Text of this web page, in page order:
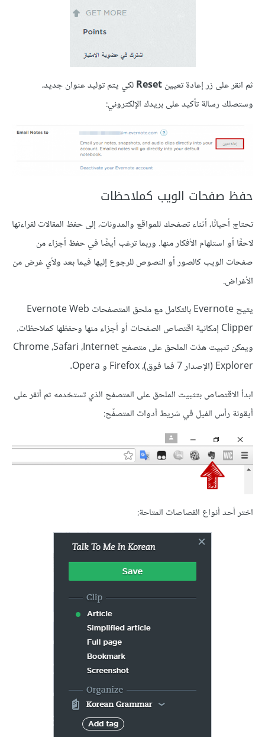
ثم انقر على زر إعادة تعيينResetلكي يتم توليد عنوان جديد،
وستصلك رسالة تأكيد على بريدك الإلكتروني:
حفظ صفحات الويب كملاحظات
تحتاج أحيانًا، أثناء تصفحك للمواقع والمدونات، إلى حفظ المقالات لقراءتها
لاحقًا أو استلهام الأفكار منها. وربما ترغب أيضًا في حفظ أجزاء من
صفحات الويب كالصور أو النصوص للرجوع إليها فيما بعد ولأي غرض من
الأغراض.
يتيح Evernote بالتكامل مع ملحق المتصفحات Evernote Web
Clipper إمكانية اقتصاص الصفحات أو أجزاء منها وحفظها كملاحظات.
ويمكن تثبيت هذت الملحق على متصفح Chrome ،Safari ،Internet
Explorer (الإصدار 7 فما فوق)، Firefox و Opera.
ابدأ الاقتصاص بتثبيت الملحق على المتصفح الذي تستخدمه ثم أنقر على
أيقونة رأس الفيل في شريط أدوات المتصفّح:
اختر أحد أنواع القصاصات المتاحة: